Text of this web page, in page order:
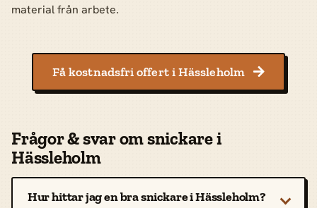
material från arbete.
Få kostnadsfri offert i Hässleholm 
Frågor & svar om snickare i
Hässleholm
Hur hittar jag en bra snickare i Hässleholm?